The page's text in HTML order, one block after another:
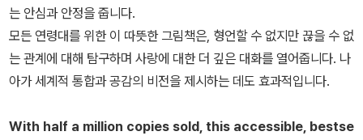
는 안심과 안정을 줍니다.
모든 연령대를 위한 이 따뜻한 그림책은, 형언할 수 없지만 끊을 수 없
는 관계에 대해 탐구하며 사랑에 대한 더 깊은 대화를 열어줍니다. 나
아가 세계적 통합과 공감의 비전을 제시하는 데도 효과적입니다.
With half a million copies sold, this accessible, bestse